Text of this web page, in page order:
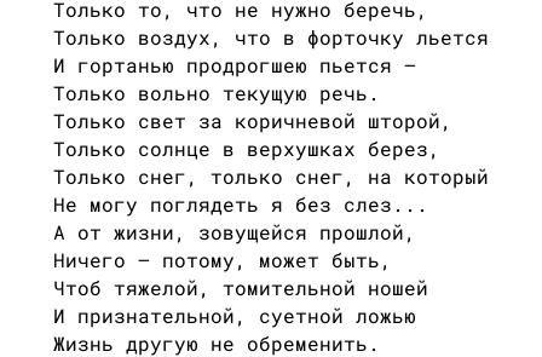
Только то, что не нужно беречь,
Только воздух, что в форточку льется
И гортанью продрогшею пьется —
Только вольно текущую речь.
Только свет за коричневой шторой,
Только солнце в верхушках берез,
Только снег, только снег, на который
Не могу поглядеть я без слез...
А от жизни, зовущейся прошлой,
Ничего — потому, может быть,
Чтоб тяжелой, томительной ношей
И признательной, суетной ложью
Жизнь другую не обременить.